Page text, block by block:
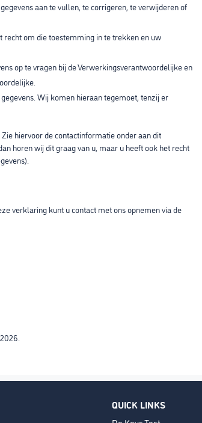
aan te vullen, te corrigeren, te verwijderen of
om die toestemming in te trekken en uw
op te vragen bij de Verwerkingsverantwoordelijke en
Wij komen hieraan tegemoet, tenzij er
hiervoor de contactinformatie onder aan dit
horen wij dit graag van u, maar u heeft ook het recht
verklaring kunt u contact met ons opnemen via de
QUICK LINKS